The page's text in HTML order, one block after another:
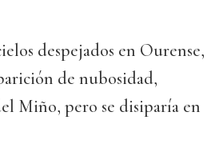
despejados en Ourense,
de nubosidad,
Miño, pero se disiparía en